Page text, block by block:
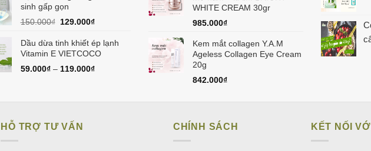
580.000₫.
550.000₫.
sinh gấp gọn
150.000₫ Giá
là:
150.000₫.
129.000₫Giá
tại
là:
Dầu dừa tinh khiết ép lạnh
Vitamin E VIETCOCO
59.000₫– 119.000₫
WHITE CREAM 30gr
985.000₫
Kem mắt collagen Y.A.M
Ageless Collagen Eye Cream
20g
842.000₫
HỖ TRỢ TƯ VẤN CHÍNH SÁCH KẾT NỐI